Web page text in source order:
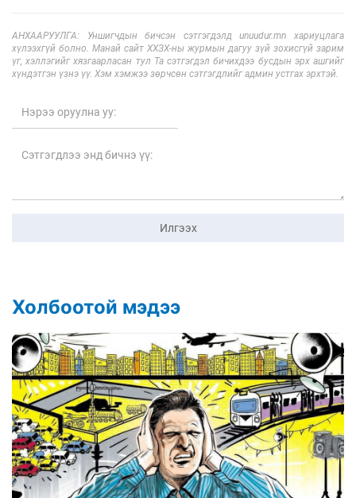
АНХААРУУЛГА: Уншигчдын бичсэн сэтгэгдэлд unuudur.mn хариуцлага
хүлээхгүй болно. Манай сайт ХХЗХ-ны журмын дагуу зүй зохисгүй зарим
үг, хэллэгийг хязгаарласан тул Та сэтгэгдэл бичихдээ бусдын эрх ашгийг
хүндэтгэн үзнэ үү. Хэм хэмжээ зөрчсөн сэтгэгдлийг админ устгах эрхтэй.
Илгээх
Холбоотой мэдээ